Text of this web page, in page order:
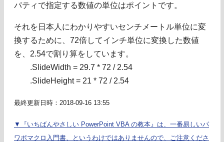
パティで指定する数値の単位はポイントです。
それを日本人にわかりやすいセンチメートル単位に変
換するために、72倍してインチ単位に変換した数値
を、2.54で割り算をしています。
.SlideWidth = 29.7 * 72 / 2.54
.SlideHeight = 21 * 72 / 2.54
最終更新日時：2018-09-16 13:55
▼『いちばんやさしい PowerPoint VBA の教本』は、一番易しいパ
ワポマクロ入門書、というわけではありませんので、ご注意くださ